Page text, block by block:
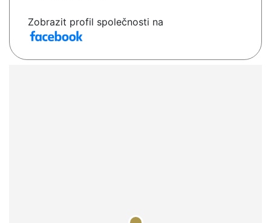
Zobrazit profil společnosti na